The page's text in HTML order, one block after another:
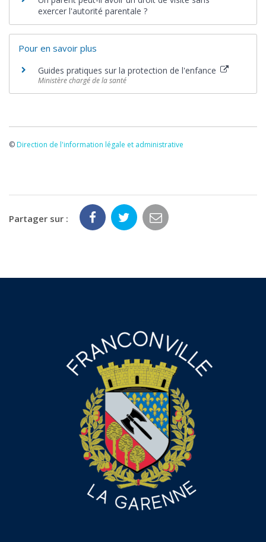
exercer l'autorité parentale ?
Pour en savoir plus
Guides pratiques sur la protection de l'enfance
Ministère chargé de la santé
© Direction de l'information légale et administrative
Partager sur :